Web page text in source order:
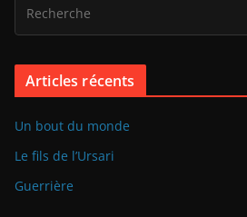
Articles récents
Un bout du monde
Le fils de l’Ursari
Guerrière